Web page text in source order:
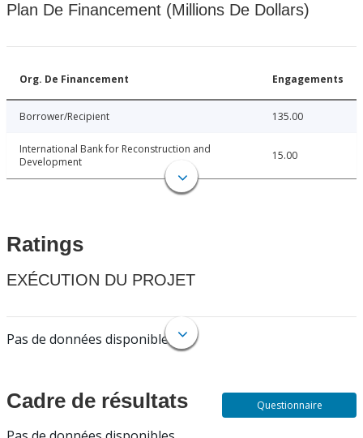
Plan De Financement (Millions De Dollars)
Org. De Financement Engagements
Borrower/Recipient 135.00
International Bank for Reconstruction and
Development
15.00
Ratings
EXÉCUTION DU PROJET
Pas de données disponibles.
Cadre de résultats Questionnaire